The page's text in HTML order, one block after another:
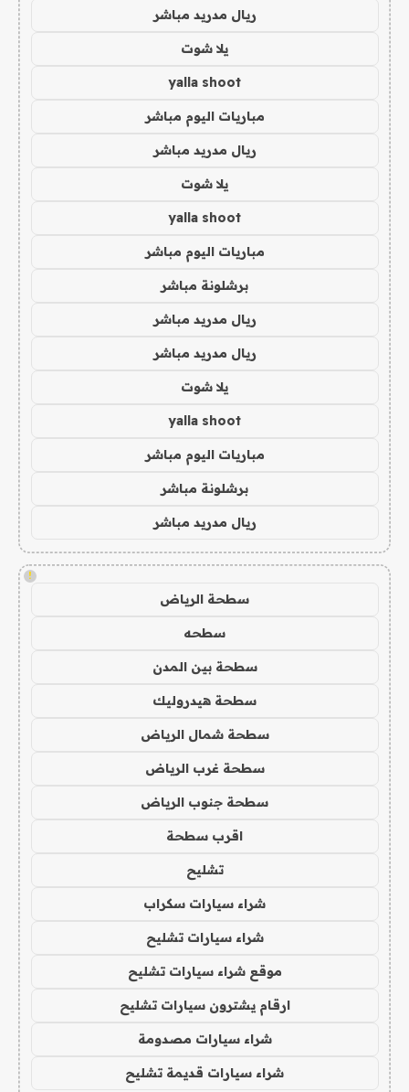
ريال مدريد مباشر
يلا شوت
yalla shoot
مباريات اليوم مباشر
ريال مدريد مباشر
يلا شوت
yalla shoot
مباريات اليوم مباشر
برشلونة مباشر
ريال مدريد مباشر
ريال مدريد مباشر
يلا شوت
yalla shoot
مباريات اليوم مباشر
برشلونة مباشر
ريال مدريد مباشر
!
سطحة الرياض
سطحه
سطحة بين المدن
سطحة هيدروليك
سطحة شمال الرياض
سطحة غرب الرياض
سطحة جنوب الرياض
اقرب سطحة
تشليح
شراء سيارات سكراب
شراء سيارات تشليح
موقع شراء سيارات تشليح
ارقام يشترون سيارات تشليح
شراء سيارات مصدومة
شراء سيارات قديمة تشليح